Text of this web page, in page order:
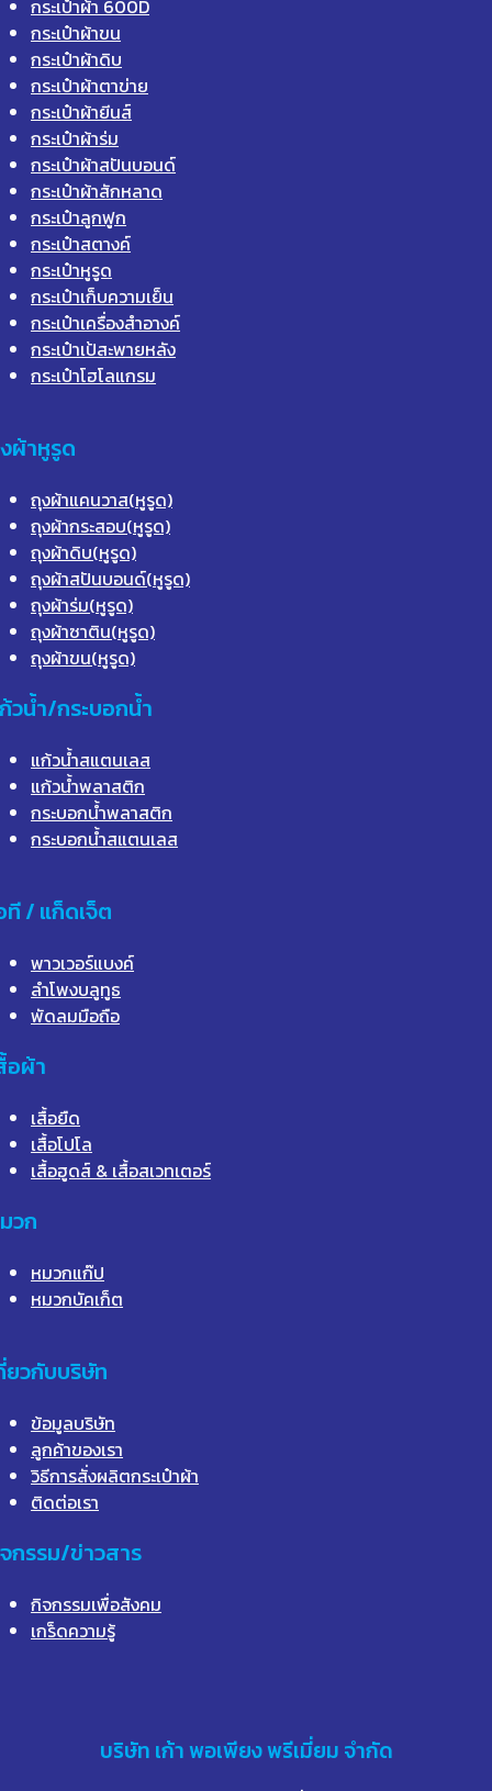
กระเป๋าผ้า 600D
กระเป๋าผ้าขน
กระเป๋าผ้าดิบ
กระเป๋าผ้าตาข่าย
กระเป๋าผ้ายีนส์
กระเป๋าผ้าร่ม
กระเป๋าผ้าสปันบอนด์
กระเป๋าผ้าสักหลาด
กระเป๋าลูกฟูก
กระเป๋าสตางค์
กระเป๋าหูรูด
กระเป๋าเก็บความเย็น
กระเป๋าเครื่องสำอางค์
กระเป๋าเป้สะพายหลัง
กระเป๋าโฮโลแกรม
ผ้าหูรูด
ถุงผ้าแคนวาส(หูรูด)
ถุงผ้ากระสอบ(หูรูด)
ถุงผ้าดิบ(หูรูด)
ถุงผ้าสปันบอนด์(หูรูด)
ถุงผ้าร่ม(หูรูด)
ถุงผ้าซาติน(หูรูด)
ถุงผ้าขน(หูรูด)
วน้ำ/กระบอกน้ำ
แก้วน้ำสแตนเลส
แก้วน้ำพลาสติก
กระบอกน้ำพลาสติก
กระบอกน้ำสแตนเลส
ที / แก็ดเจ็ต
พาวเวอร์แบงค์
ลำโพงบลูทูธ
พัดลมมือถือ
อผ้า
เสื้อยืด
เสื้อโปโล
เสื้อฮูดส์ & เสื้อสเวทเตอร์
วก
หมวกแก๊ป
หมวกบัคเก็ต
ยวกับบริษัท
ข้อมูลบริษัท
ลูกค้าของเรา
วิธีการสั่งผลิตกระเป๋าผ้า
ติดต่อเรา
กรรม/ข่าวสาร
กิจกรรมเพื่อสังคม
เกร็ดความรู้
บริษัท เก้าพอเพียง พรีเมี่ยม จำกัด